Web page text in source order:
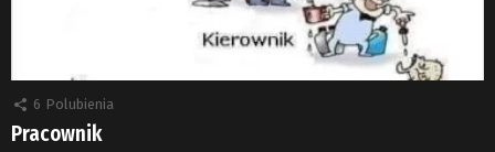
6 Polubienia
Pracownik